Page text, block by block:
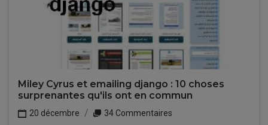
Miley Cyrus et emailing django : 10 choses
surprenantes qu'ils ont en commun
20 décembre
34 Commentaires